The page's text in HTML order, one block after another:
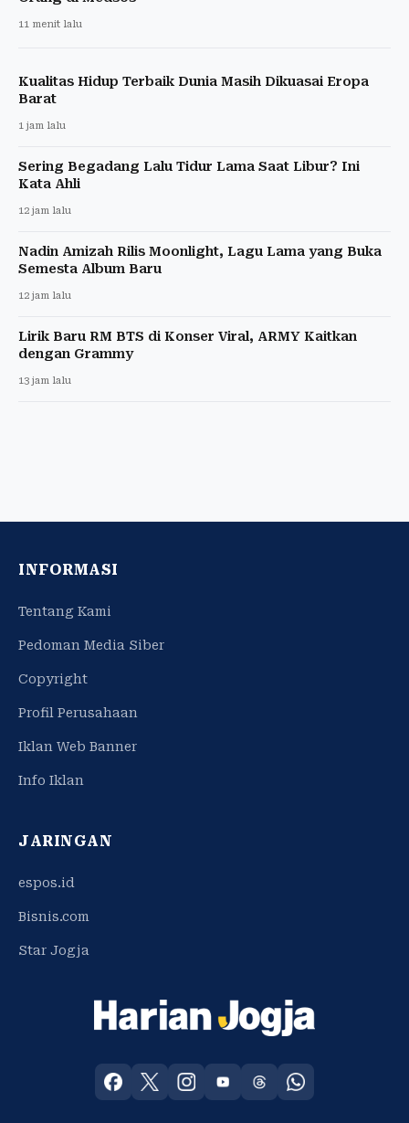
11 menit lalu
Kualitas Hidup Terbaik Dunia Masih Dikuasai Eropa
Barat
1 jam lalu
Sering Begadang Lalu Tidur Lama Saat Libur? Ini
Kata Ahli
12 jam lalu
Nadin Amizah Rilis Moonlight, Lagu Lama yang Buka
Semesta Album Baru
12 jam lalu
Lirik Baru RM BTS di Konser Viral, ARMY Kaitkan
dengan Grammy
13 jam lalu
INFORMASI
Tentang Kami
Pedoman Media Siber
Copyright
Profil Perusahaan
Iklan Web Banner
Info Iklan
JARINGAN
espos.id
Bisnis.com
Star Jogja